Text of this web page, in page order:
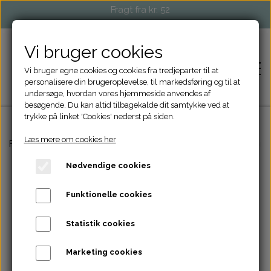
Fragt fra kr. 52
FORSIDE
FORHANDLERE
Forside Strikketilbehør
Vi bruger cookies
Vi bruger egne cookies og cookies fra tredjeparter til at
personalisere din brugeroplevelse, til markedsføring og til at
undersøge, hvordan vores hjemmeside anvendes af
besøgende. Du kan altid tilbagekalde dit samtykke ved at
trykke på linket 'Cookies' nederst på siden.
Læs mere om cookies her
Nødvendige cookies
Funktionelle cookies
Statistik cookies
Marketing cookies